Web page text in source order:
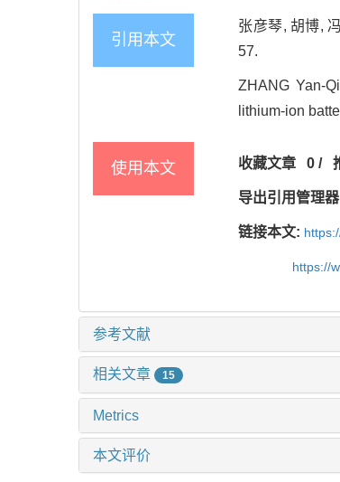
引用本文
张彦琴, 胡博,
57.
ZHANG Yan-
lithium-ion
使用本文 收藏文章 0 /
导出引用管理器
链接本文:
https://
参考文献
相关文章 15
Metrics
本文评价